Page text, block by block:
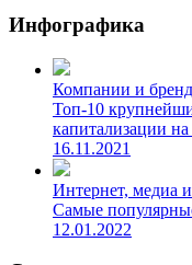
Инфографика
Компании и
Топ-10
капитализации на
16.11.2021
Интернет, медиа
Самые
12.01.2022